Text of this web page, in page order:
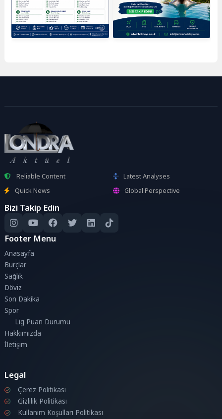
Reliable Content
Latest Analyses
Quick News
Global Perspective
Bizi Takip Edin
Footer Menu
Anasayfa
Burçlar
Sağlık
Döviz
Son Dakika
Spor
Lig Puan Durumu
Hakkımızda
İletişim
Legal
Çerez Politikası
Gizlilik Politikası
Kullanım Koşulları Politikası